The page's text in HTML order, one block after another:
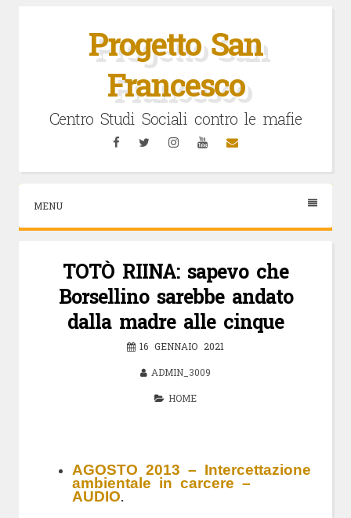
Progetto San
Francesco
Centro Studi Sociali contro le mafie
FacebookTwitterInstagramYouTubeEmail
MENU
TOTÒ RIINA: sapevo che
Borsellino sarebbe andato
dalla madre alle cinque
16 GENNAIO 2021
ADMIN_3009
HOME
AGOSTO 2013 – Intercettazione
ambientale in carcere –
AUDIO.